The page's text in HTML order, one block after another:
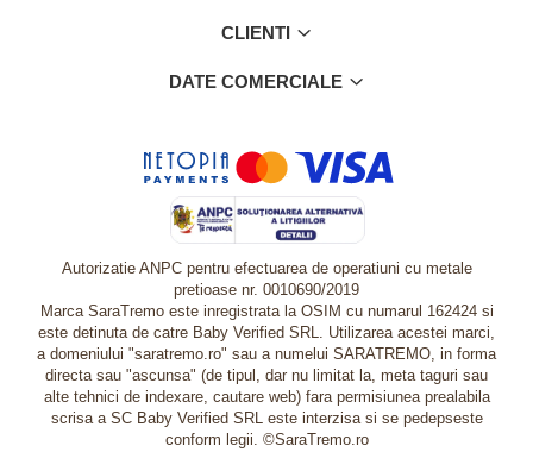
CLIENTI
DATE COMERCIALE
Autorizatie ANPC pentru efectuarea de operatiuni cu metale
pretioase nr. 0010690/2019
Marca SaraTremo este inregistrata la OSIM cu numarul 162424 si
este detinuta de catre Baby Verified SRL. Utilizarea acestei marci,
a domeniului "saratremo.ro" sau a numelui SARATREMO, in forma
directa sau "ascunsa" (de tipul, dar nu limitat la, meta taguri sau
alte tehnici de indexare, cautare web) fara permisiunea prealabila
scrisa a SC Baby Verified SRL este interzisa si se pedepseste
conform legii. ©SaraTremo.ro